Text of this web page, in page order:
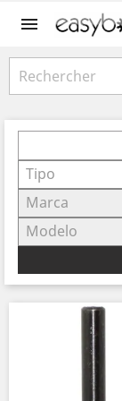

Tipo
Marca
Modelo